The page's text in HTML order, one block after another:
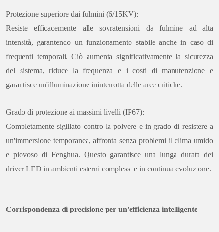
Protezione superiore dai fulmini (6/15KV):
Resiste efficacemente alle sovratensioni da fulmine ad alta
intensità, garantendo un funzionamento stabile anche in caso di
frequenti temporali. Ciò aumenta significativamente la sicurezza
del sistema, riduce la frequenza e i costi di manutenzione e
garantisce un'illuminazione ininterrotta delle aree critiche.
Grado di protezione ai massimi livelli (IP67):
Completamente sigillato contro la polvere e in grado di resistere a
un'immersione temporanea, affronta senza problemi il clima umido
e piovoso di Fenghua. Questo garantisce una lunga durata dei
driver LED in ambienti esterni complessi e in continua evoluzione.
Corrispondenza di precisione per un'efficienza intelligente